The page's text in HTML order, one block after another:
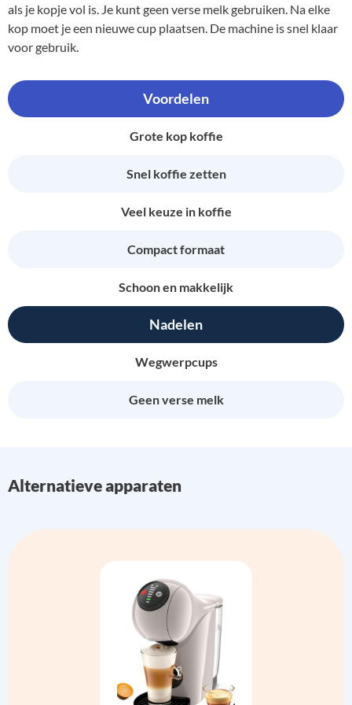
als je kopje vol is. Je kunt geen verse melk gebruiken. Na elke
kop moet je een nieuwe cup plaatsen. De machine is snel klaar
voor gebruik.
Voordelen
Grote kop koffie
Snel koffie zetten
Veel keuze in koffie
Compact formaat
Schoon en makkelijk
Nadelen
Wegwerpcups
Geen verse melk
Alternatieve apparaten